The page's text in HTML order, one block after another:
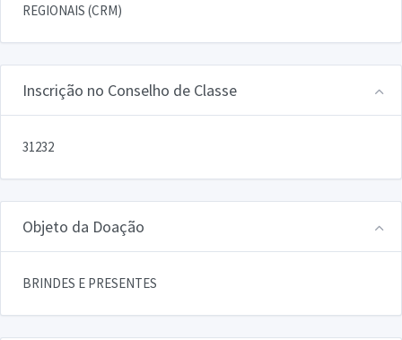
REGIONAIS (CRM)
Inscrição no Conselho de Classe
31232
Objeto da Doação
BRINDES E PRESENTES